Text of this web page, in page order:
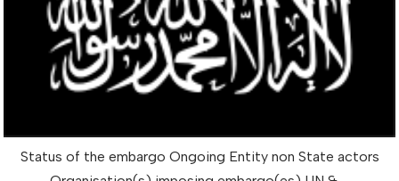
Status of the embargo Ongoing Entity non State actors